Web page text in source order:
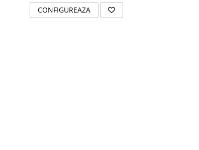
CONFIGUREAZA